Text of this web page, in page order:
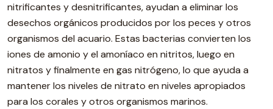
nitrificantes y desnitrificantes, ayudan a eliminar los
desechos orgánicos producidos por los peces y otros
organismos del acuario. Estas bacterias convierten los
iones de amonio y el amoníaco en nitritos, luego en
nitratos y finalmente en gas nitrógeno, lo que ayuda a
mantener los niveles de nitrato en niveles apropiados
para los corales y otros organismos marinos.